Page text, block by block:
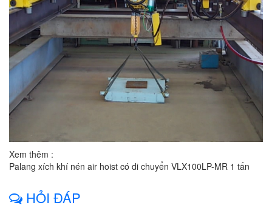
Xem thêm :
Palang xích khí nén air hoist có di chuyển VLX100LP-MR 1 tấn
HỎI ĐÁP